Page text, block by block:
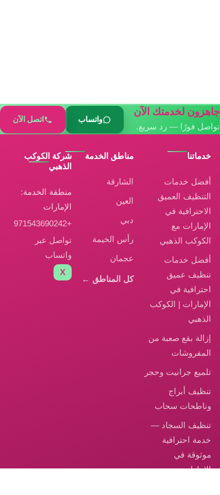
جاهزون لخدمتك الآن
تواصل فورًا — رد سريع.
واتساب اتصل الآن
خدماتنا
أفضل خدمات
التنظيف العميق
الاحترافية في
الإمارات مع
الكوكب الذهبي
أفضل خدمات
تنظيف عميق
احترافية في
الإمارات | الكوكب
الذهبي
إزالة بقع صعبة من
المفروشات
تلميع جرانيت وحجر
تنظيف أبراج
وناطحات سحاب
تنظيف السجاد —
خدمة احترافية
موثوقة في
الإمارات
مناطق الخدمة
الشارقة
العين
دبي
رأس الخيمة
عجمان
كل المناطق ←
شركة الكوكب
الذهبي
منطقة الخدمة:
الإمارات
+971543690242
تواصل عبر
واتساب
X